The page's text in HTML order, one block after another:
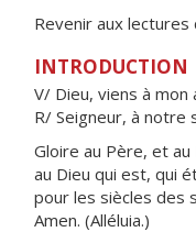
Revenir aux lectures
INTRODUCTION
V/ Dieu, viens à mon
R/ Seigneur, à notre
Gloire au Père, et
au Dieu qui est, qui
pour les siècles des
Amen. (Alléluia.)